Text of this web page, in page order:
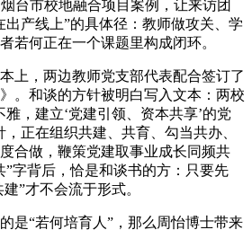
台市校地融合项目案例，让来访团
出产线上”的具体径：教师做攻关、学
若何正在一个课题里构成闭环。
，两边教师党支部代表配合签订了
。和谈的方针被明白写入文本：两校
，建立‘党建引领、资本共享’的党
正在组织共建、共育、勾当共办、
合做，鞭策党建取事业成长同频共
”字背后，恰是和谈书的方：只要先
”才不会流于形式。
“若何培育人”，那么周怡博士带来